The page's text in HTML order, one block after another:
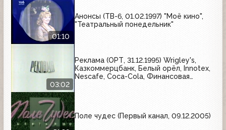
01:10
Анонсы (ТВ-6, 01.02.1997) "Моё кино",
"Театральный понедельник"
03:02
Реклама (ОРТ, 31.12.1995) Wrigley's,
Казкоммерцбанк, Белый орёл, Innotex,
Nescafe, Coca-Cola, Финансовая
Поле чудес (Первый канал, 09.12.2005)